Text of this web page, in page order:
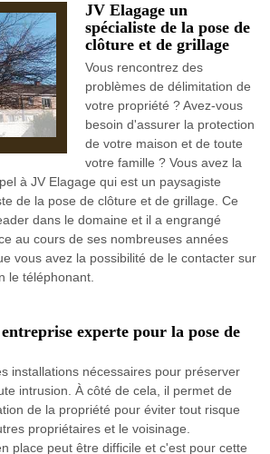
JV Elagage un
spécialiste de la pose de
clôture et de grillage
Vous rencontrez des
problèmes de délimitation de
votre propriété ? Avez-vous
besoin d'assurer la protection
de votre maison et de toute
votre famille ? Vous avez la
à JV Elagage qui est un paysagiste
de la pose de clôture et de grillage. Ce
dans le domaine et il a engrangé
au cours de ses nombreuses années
vous avez la possibilité de le contacter sur
le téléphonant.
experte pour la pose de
installations nécessaires pour préserver
intrusion. À côté de cela, il permet de
de la propriété pour éviter tout risque
propriétaires et le voisinage.
place peut être difficile et c'est pour cette